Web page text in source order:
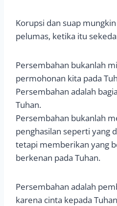
Korupsi dan suap
pelumas, ketika itu
Persembahan bukanlah
permohonan kita pada
Persembahan adalah
Tuhan.
Persembahan bukanlah
penghasilan seperti yang
tetapi memberikan yang
berkenan pada Tuhan.
Persembahan adalah
karena cinta kepada